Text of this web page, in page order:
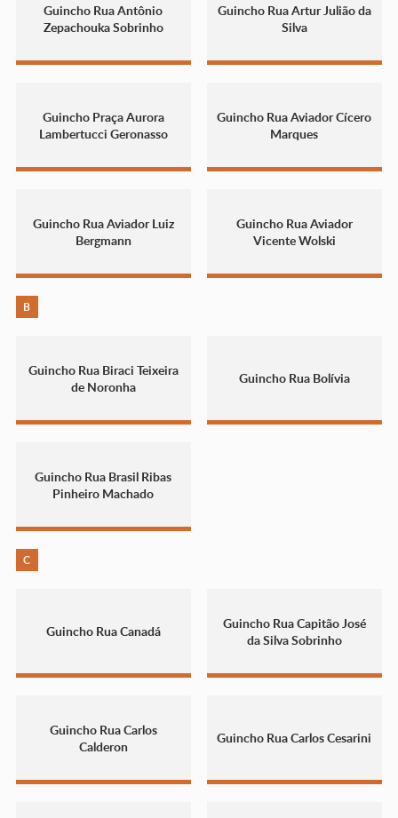
Guincho Rua Antônio
Zepachouka Sobrinho
Guincho Rua Artur Julião da
Silva
Guincho Praça Aurora
Lambertucci Geronasso
Guincho Rua Aviador Cícero
Marques
Guincho Rua Aviador Luiz
Bergmann
Guincho Rua Aviador
Vicente Wolski
B
Guincho Rua Biraci Teixeira
de Noronha
Guincho Rua Bolívia
Guincho Rua Brasil Ribas
Pinheiro Machado
C
Guincho Rua Canadá
Guincho Rua Capitão José
da Silva Sobrinho
Guincho Rua Carlos
Calderon
Guincho Rua Carlos Cesarini